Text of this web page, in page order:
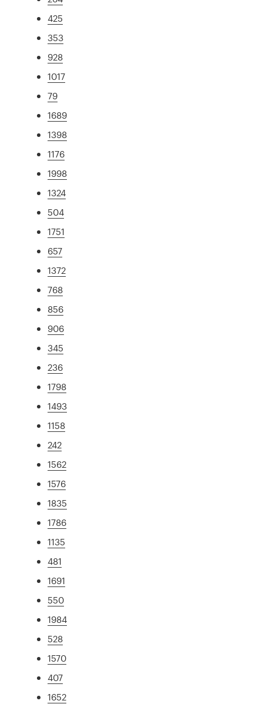
425
353
928
1017
79
1689
1398
1176
1998
1324
504
1751
657
1372
768
856
906
345
236
1798
1493
1158
242
1562
1576
1835
1786
1135
481
1691
550
1984
528
1570
407
1652